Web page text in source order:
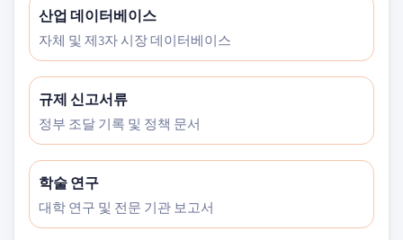
산업 데이터베이스
자체 및 제3자 시장 데이터베이스
규제 신고서류
정부 조달 기록 및 정책 문서
학술 연구
대학 연구 및 전문 기관 보고서